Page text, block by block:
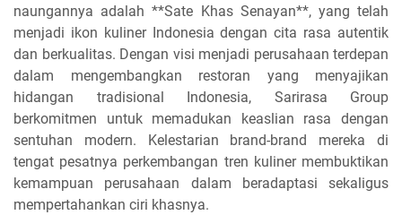
naungannya adalah **Sate Khas Senayan**, yang telah
menjadi ikon kuliner Indonesia dengan cita rasa autentik
dan berkualitas. Dengan visi menjadi perusahaan terdepan
dalam mengembangkan restoran yang menyajikan
hidangan tradisional Indonesia, Sarirasa Group
berkomitmen untuk memadukan keaslian rasa dengan
sentuhan modern. Kelestarian brand-brand mereka di
tengat pesatnya perkembangan tren kuliner membuktikan
kemampuan perusahaan dalam beradaptasi sekaligus
mempertahankan ciri khasnya.